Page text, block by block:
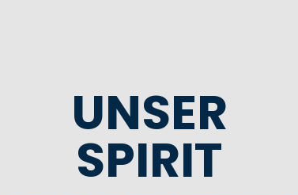
UNSER
SPIRIT